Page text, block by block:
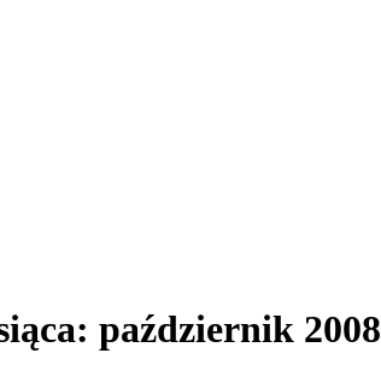
październik 2008